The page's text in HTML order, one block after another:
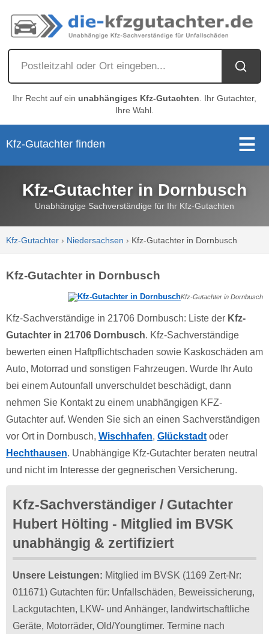
Ihr Recht auf ein unabhängiges Kfz-Gutachten . Ihr Gutachter,
Ihre Wahl.
Kfz-Gutachter finden
Kfz-Gutachter in Dornbusch
Unabhängige Sachverständige für Ihr Kfz-Gutachten
Kfz-Gutachter › Niedersachsen › Kfz-Gutachter in Dornbusch
Kfz-Gutachter in Dornbusch
Kfz-Gutachter in Dornbusch
Kfz-Sachverständige in 21706 Dornbusch: Liste der Kfz-
Gutachter in 21706 Dornbusch. Kfz-Sachverständige
bewerten einen Haftpflichtschaden sowie Kaskoschäden am
Auto, Motorrad und sonstigen Fahrzeugen. Wurde Ihr Auto
bei einem Autounfall unverschuldet beschädigt, dann
nehmen Sie Kontakt zu einem unabhängigen KFZ-
Gutachter auf. Wenden Sie sich an einen Sachverständigen
vor Ort in Dornbusch, Wischhafen, Glückstadt oder
Hechthausen. Unabhängige Kfz-Gutachter beraten neutral
und nicht im Interesse der gegnerischen Versicherung.
Kfz-Sachverständiger / Gutachter
Hubert Hölting - Mitglied im BVSK
unabhängig & zertifiziert
Unsere Leistungen: Mitglied im BVSK (1169 Zert-Nr:
011671) Gutachten für: Unfallschäden, Beweissicherung,
Lackgutachten, LKW- und Anhänger, landwirtschaftliche
Geräte, Motorräder, Old/Youngtimer. Termine nach